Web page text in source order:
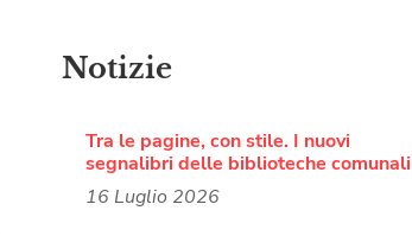
Notizie
Tra le pagine, con stile. I nuovi
segnalibri delle biblioteche comunali
16 Luglio 2026